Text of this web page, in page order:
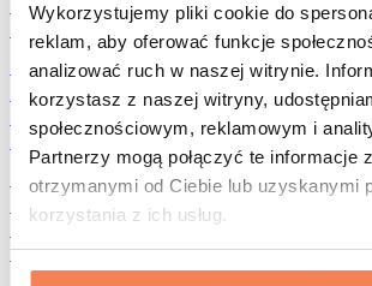
Wykorzystujemy pliki cookie do
reklam, aby oferować funkcje
analizować ruch w naszej witrynie.
korzystasz z naszej witryny,
społecznościowym, reklamowym i
Partnerzy mogą połączyć te informacje
otrzymanymi od Ciebie lub uzyskanymi
korzystania z ich usług.
Rośliny strączkowe
Inna żywność fitness
Masła orzechowe
Masło orzechowe 100%
Słodkie masła orzechowe
Masła orzechowe z białkiem
Superfood
Zielone superfoods
Błonnik
Inne superfoods